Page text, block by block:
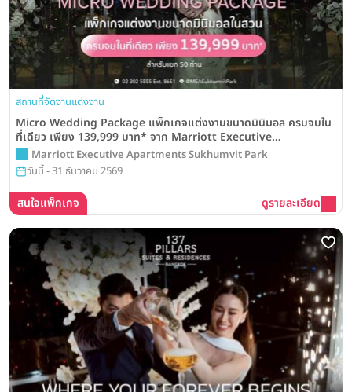
สถานที่จัดงานแต่งงาน
Micro Wedding Package แพ็กเกจแต่งงานขนาดมินิมอล ครบจบใน
ที่เดียว เพียง 139,999 บาท* จาก Marriott Executive
Apartments Sukhumvit Park Bangkok
Marriott Executive Apartments Sukhumvit Park
วันนี้ - 31 ธันวาคม 2569
สนใจแพ็กเกจ ดูรายละเอียด